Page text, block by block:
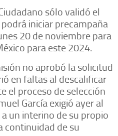
sólo validó el
iniciar precampaña
20 de noviembre para
para este 2024.
no aprobó la solicitud
en faltas al descalificar
el proceso de selección
García exigió ayer al
un interino de su propio
continuidad de su